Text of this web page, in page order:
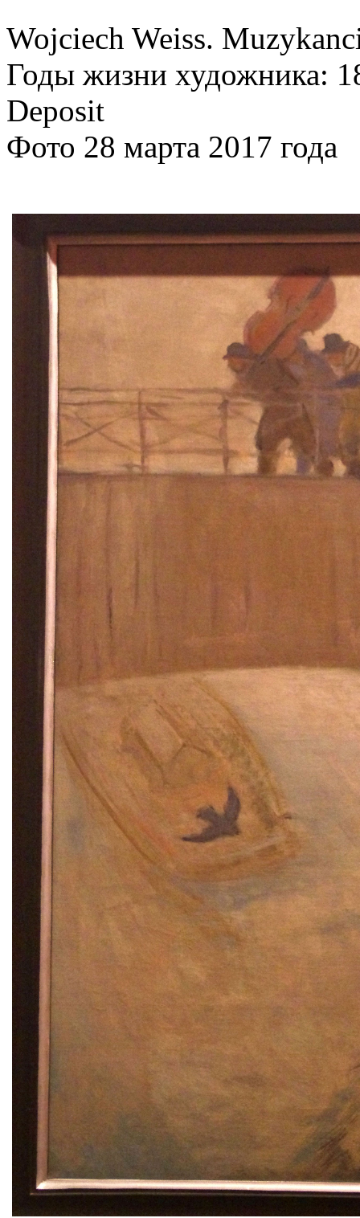
Wojciech Weiss.
Годы жизни художника:
Deposit
Фото 28 марта 2017 года